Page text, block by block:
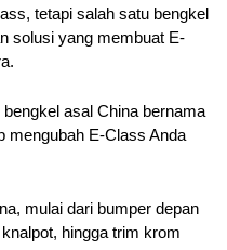
tetapi salah satu bengkel
solusi yang membuat E-
asal China bernama
mengubah E-Class Anda
mulai dari bumper depan
hingga trim krom